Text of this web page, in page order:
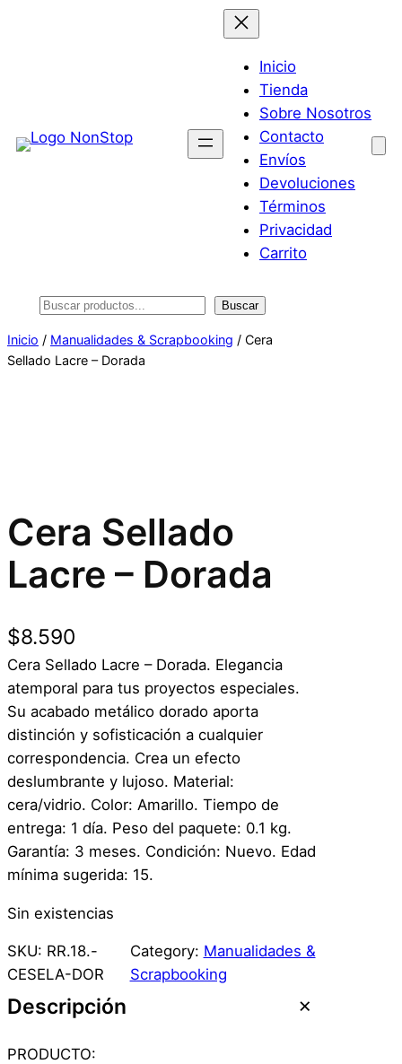
Inicio
Tienda
Sobre Nosotros
Contacto
Envíos
Devoluciones
Términos
Privacidad
Carrito
Buscar Buscar
Inicio / Manualidades & Scrapbooking / Cera
Sellado Lacre – Dorada
Cera Sellado
Lacre – Dorada
$8.590
Cera Sellado Lacre – Dorada. Elegancia
atemporal para tus proyectos especiales.
Su acabado metálico dorado aporta
distinción y sofisticación a cualquier
correspondencia. Crea un efecto
deslumbrante y lujoso. Material:
cera/vidrio. Color: Amarillo. Tiempo de
entrega: 1 día. Peso del paquete: 0.1 kg.
Garantía: 3 meses. Condición: Nuevo. Edad
mínima sugerida: 15.
Sin existencias
SKU: RR.18.-
CESELA-DOR
Category: Manualidades &
Scrapbooking
Descripción
PRODUCTO: